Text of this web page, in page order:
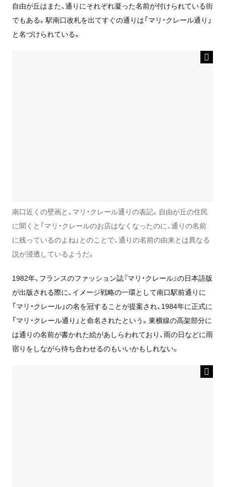
自由が丘はまた、通りにそれぞれ凝った名前が付けられている街
でもある。駅南口改札を出てすぐの通りは「マリ・クレール通り」
と名づけられている。
南口近くの壁画と、マリ・クレール通りの表記。自由が丘の住民
に聞くと「マリ・クレールのお店はなくなったのに、通りの名前
に残っているのよね」とのことで、通りの名前の由来とは異なる
説が浸透しているようだ。
1982年、フランスのファッション誌『マリ・クレール』の日本語版
が出版される際に、イメージ戦略の一環として南口駅前通りに
「マリ・クレール」の名を冠することが提案され、1984年に正式に
「マリ・クレール通り」と命名されたという。東横線の高架部分に
は通りの名前が書かれた絵があしらわれており、雨の日などに雨
宿りをしながら待ち合わせるのもいいかもしれない。